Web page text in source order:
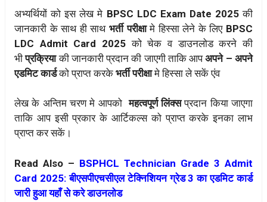
अभ्यर्थियों को इस लेख मे BPSC LDC Exam Date 2025की
जानकारी के साथ ही साथभर्ती परीक्षामे हिस्सा लेने के लिए BPSC
LDC Admit Card 2025को चेक व डाउनलोड करने की
भीप्रक्रियाकी जानकारी प्रदान की जाएगी ताकि आपअपने – अपने
एडमिट कार्डको प्राप्त करके भर्ती परीक्षामे हिस्सा ले सकें एंव
लेख के अन्तिम चरण मे आपको महत्वपूर्ण लिंक्सप्रदान किया जाएगा
ताकि आप इसी प्रकार के आर्टिकल्स को प्राप्त करके इनका लाभ
प्राप्त कर सकें।
Read Also – BSPHCL Technician Grade 3 Admit
Card 2025: बीएसपीएचसीएल टेक्निशियन ग्रेड 3 का एडमिट कार्ड
जारी हुआ यहाँ से करे डाउनलोड